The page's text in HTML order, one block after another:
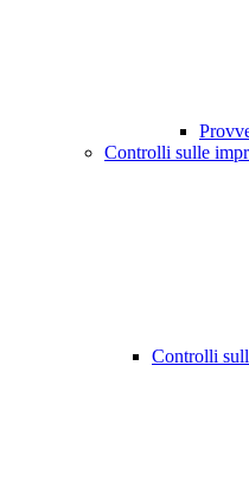
Controlli sulle
Controlli